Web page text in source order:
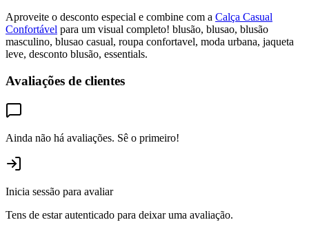
Aproveite o desconto especial e combine com a Calça Casual
Confortável para um visual completo! blusão, blusao, blusão
masculino, blusao casual, roupa confortavel, moda urbana, jaqueta
leve, desconto blusão, essentials.
Avaliações de clientes
Ainda não há avaliações. Sê o primeiro!
Inicia sessão para avaliar
Tens de estar autenticado para deixar uma avaliação.